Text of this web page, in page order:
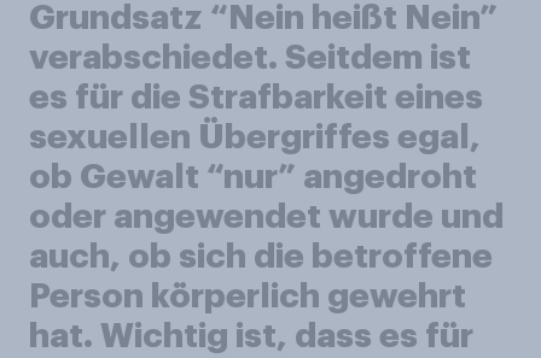
Grundsatz “Nein heißt Nein”
verabschiedet. Seitdem ist
es für die Strafbarkeit eines
sexuellen Übergriffes egal,
ob Gewalt “nur” angedroht
oder angewendet wurde und
auch, ob sich die betroffene
Person körperlich gewehrt
hat. Wichtig ist, dass es für